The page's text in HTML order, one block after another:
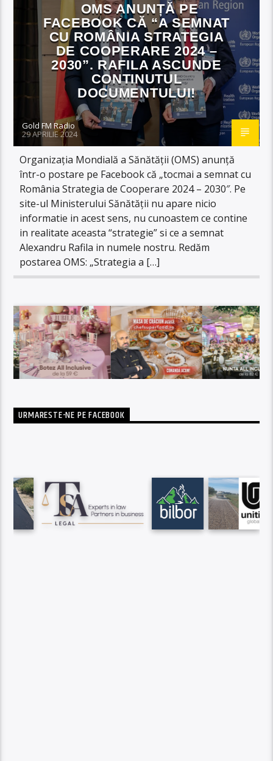
OMS ANUNȚĂ PE
FACEBOOK CĂ “A SEMNAT
CU ROMÂNIA STRATEGIA
DE COOPERARE 2024 –
2030”. RAFILA ASCUNDE
CONTINUTUL
DOCUMENTULUI!
Gold FM Radio
29 APRILIE 2024
Organizația Mondială a Sănătății (OMS) anunță
într-o postare pe Facebook că „tocmai a semnat cu
România Strategia de Cooperare 2024 – 2030″. Pe
site-ul Ministerului Sănătății nu apare nicio
informatie in acest sens, nu cunoastem ce contine
in realitate aceasta “strategie” si ce a semnat
Alexandru Rafila in numele nostru. Redăm
postarea OMS: „Strategia a […]
URMARESTE-NE PE FACEBOOK